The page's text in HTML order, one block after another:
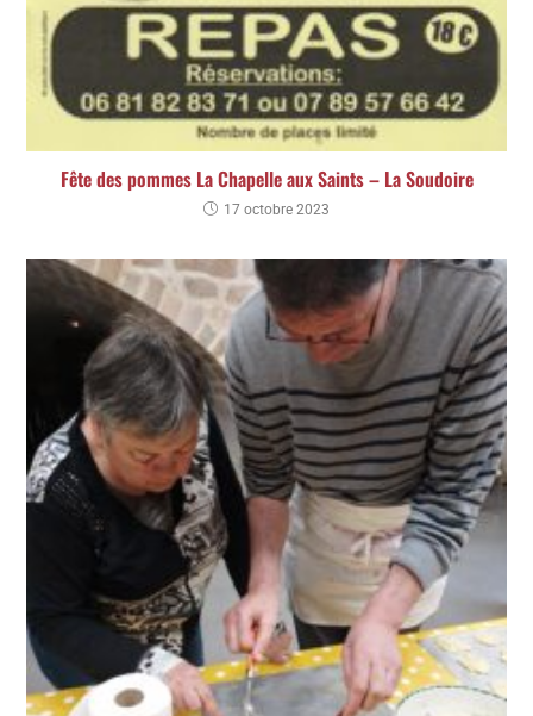
Fête des pommes La Chapelle aux Saints – La Soudoire
17 octobre 2023